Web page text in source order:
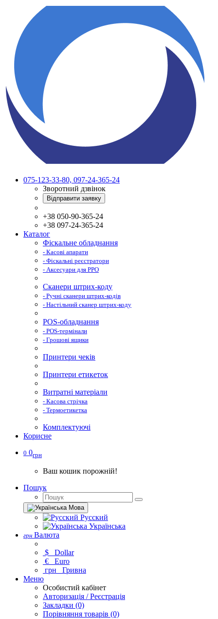
075-123-33-80, 097-24-365-24
Зворотний дзвінок
Відправити заявку
+38 050-90-365-24
+38 097-24-365-24
Каталог
Фіскальне обладнання
- Касові апарати
- Фіскальні реєстратори
- Аксесуари для РРО
Сканери штрих-коду
- Ручні сканери штрих-кодів
- Настільний сканер штрих-коду
POS-обладнання
- POS-термінали
- Грошові ящики
Принтери чеків
Принтери етикеток
Витратні матеріали
- Касова стрічка
- Термоетикетка
Комплектуючі
Корисне
0 0грн
Ваш кошик порожній!
Пошук
Мова
Русский
Українська
грн Валюта
$ Dollar
€ Euro
грн Гривна
Меню
Особистий кабінет
Авторизація / Реєстрація
Закладки (0)
Порівняння товарів (0)